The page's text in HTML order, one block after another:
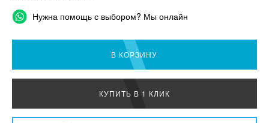
Нужна помощь с выбором? Мы онлайн
В КОРЗИНУ
КУПИТЬ В 1 КЛИК